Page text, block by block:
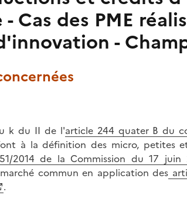
Cas des PME
-
k du II de l'article 244 quater B du
à la définition des micro, petites
2014 de la Commission du 17 juin
commun en application des
.